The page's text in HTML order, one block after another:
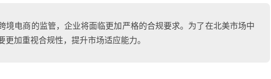
境电商的监管，企业将面临更加严格的合规要求。为了在北美市场中
加重视合规性，提升市场适应能力。